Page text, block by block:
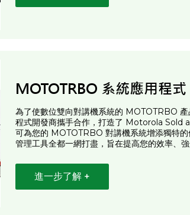
MOTOTRBO 系統應用程式
為了使數位雙向對講機系統的 MOTOTRBO
程式開發商攜手合作，打造了 Motorola Sold
可為您的 MOTOTRBO 對講機系統增添獨特
管理工具全都一網打盡，旨在提高您的效率、
進一步了解 +